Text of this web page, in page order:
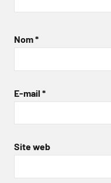
Nom*
E-mail *
Site web